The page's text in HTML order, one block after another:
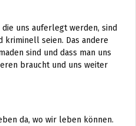
uns auferlegt werden, sind
kriminell seien. Das andere
sind und dass man uns
braucht und uns weiter
da, wo wir leben können.